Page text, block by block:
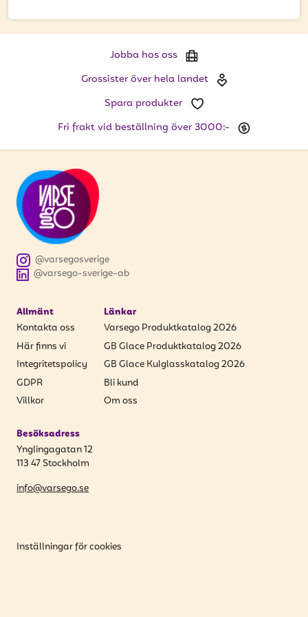
Ange din e-postadress nedan för att ta del av våra nyheter
E-postadress
PRENUMERERA
Jobba hos oss
Grossister över hela landet
Spara produkter
Fri frakt vid beställning över 3000:-
@varsego-sverige-ab
@varsegosverige
Allmänt
Kontakta oss
Här finns vi
Integritetspolicy
GDPR
Villkor
Länkar
Varsego Produktkatalog 2026
GB Glace Produktkatalog 2026
GB Glace Kulglasskatalog 2026
Bli kund
Om oss
Besöksadress
Ynglingagatan 12
113 47 Stockholm
info@varsego.se
Inställningar för cookies